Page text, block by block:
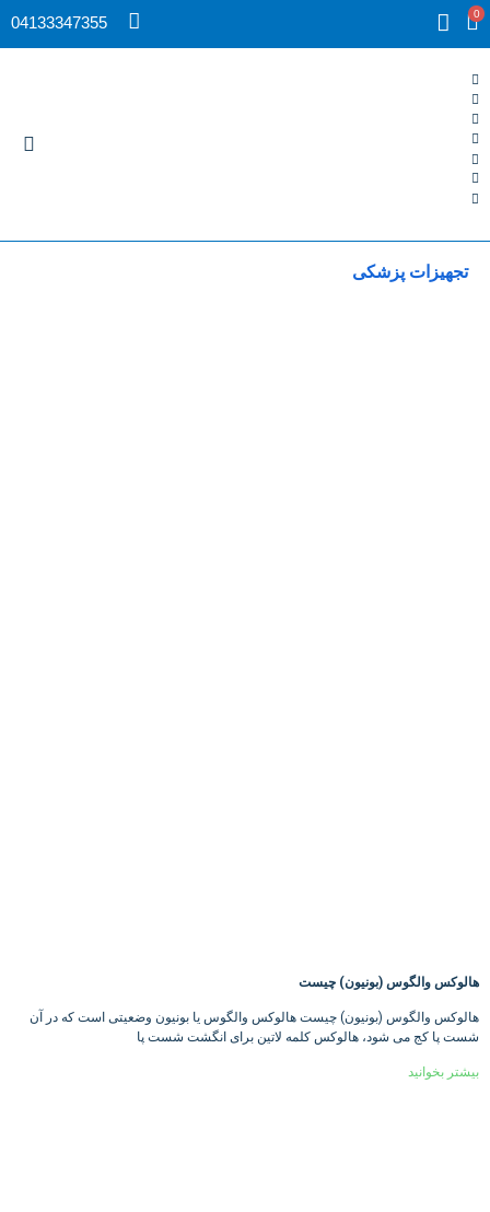
0
04133347355
تجهیزات پزشکی
هالوکس والگوس (بونیون) چیست
هالوکس والگوس (بونیون) چیست هالوکس والگوس یا بونیون وضعیتی است که در آن
شست پا کج می شود، هالوکس کلمه لاتین برای انگشت شست پا
بیشتر بخوانید